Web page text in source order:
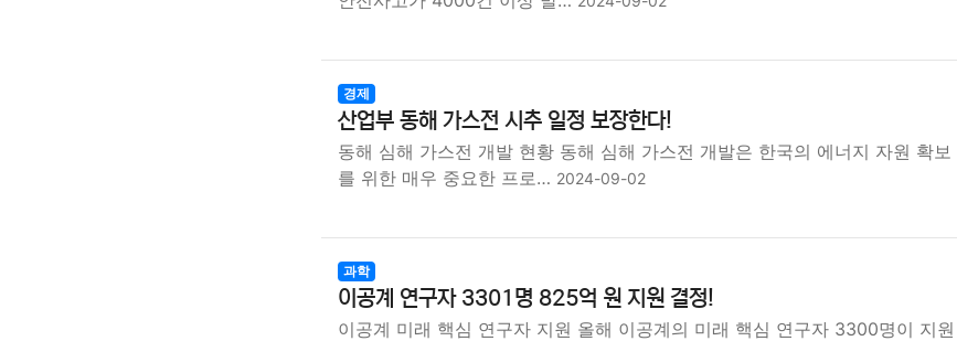
경제
산업부 동해 가스전 시추 일정 보장한다!
동해 심해 가스전 개발 현황 동해 심해 가스전 개발은 한국의 에너지 자원 확보
를 위한 매우 중요한 프로… 2024-09-02
과학
이공계 연구자 3301명 825억 원 지원 결정!
이공계 미래 핵심 연구자 지원 올해 이공계의 미래 핵심 연구자 3300명이 지원